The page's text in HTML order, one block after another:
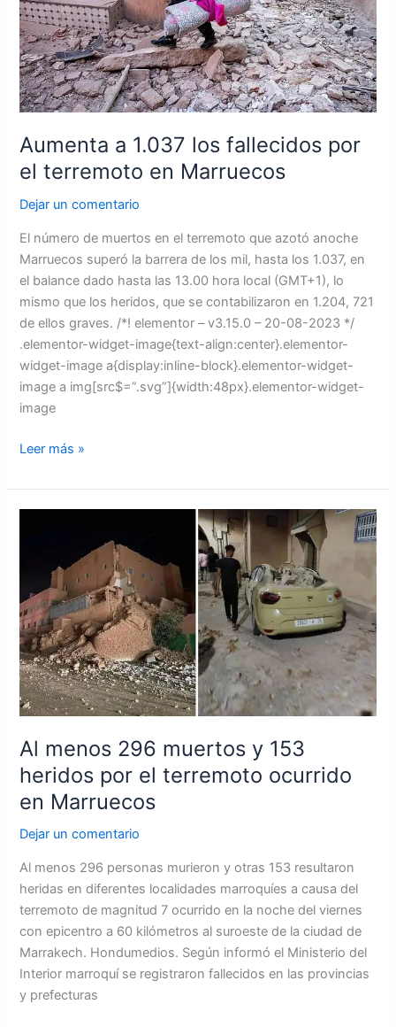
Aumenta a 1.037 los fallecidos por
el terremoto en Marruecos
Dejar un comentario
El número de muertos en el terremoto que azotó anoche
Marruecos superó la barrera de los mil, hasta los 1.037, en
el balance dado hasta las 13.00 hora local (GMT+1), lo
mismo que los heridos, que se contabilizaron en 1.204, 721
de ellos graves. /*! elementor – v3.15.0 – 20-08-2023 */
.elementor-widget-image{text-align:center}.elementor-
widget-image a{display:inline-block}.elementor-widget-
image a img[src$=”.svg”]{width:48px}.elementor-widget-
image
el
terremoto
en
Marruecos
Leer más »
Al menos 296 muertos y 153
heridos por el terremoto ocurrido
en Marruecos
Dejar un comentario
Al menos 296 personas murieron y otras 153 resultaron
heridas en diferentes localidades marroquíes a causa del
terremoto de magnitud 7 ocurrido en la noche del viernes
con epicentro a 60 kilómetros al suroeste de la ciudad de
Marrakech. Hondumedios. Según informó el Ministerio del
Interior marroquí se registraron fallecidos en las provincias
y prefecturas
muertos
y
153
heridos
por
el
terremoto
en
Marruecos